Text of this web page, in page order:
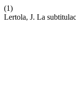
(1)
Lertola, J. La